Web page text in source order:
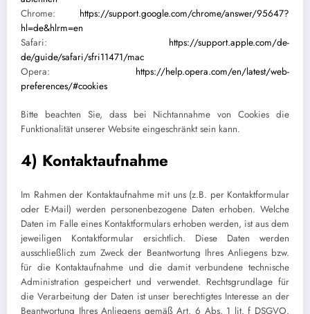
Chrome: https://support.google.com/chrome/answer/95647?
hl=de&hlrm=en
Safari: https://support.apple.com/de-
de/guide/safari/sfri11471/mac
Opera: https://help.opera.com/en/latest/web-
preferences/#cookies
Bitte beachten Sie, dass bei Nichtannahme von Cookies die
Funktionalität unserer Website eingeschränkt sein kann.
4) Kontaktaufnahme
Im Rahmen der Kontaktaufnahme mit uns (z.B. per Kontaktformular
oder E-Mail) werden personenbezogene Daten erhoben. Welche
Daten im Falle eines Kontaktformulars erhoben werden, ist aus dem
jeweiligen Kontaktformular ersichtlich. Diese Daten werden
ausschließlich zum Zweck der Beantwortung Ihres Anliegens bzw.
für die Kontaktaufnahme und die damit verbundene technische
Administration gespeichert und verwendet. Rechtsgrundlage für
die Verarbeitung der Daten ist unser berechtigtes Interesse an der
Beantwortung Ihres Anliegens gemäß Art. 6 Abs. 1 lit. f DSGVO.